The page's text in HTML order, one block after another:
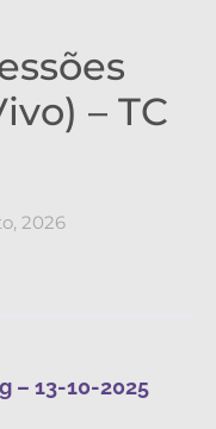
– TC
2026
– 13-10-2025